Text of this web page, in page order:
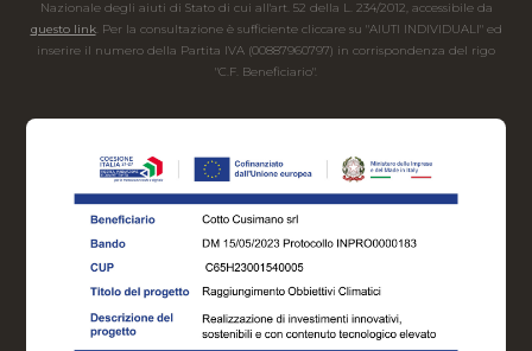
Nazionale degli aiuti di Stato di cui all'art. 52 della L. 234/2012, accessibile da
questo link. Per la consultazione è sufficiente cliccare su "AIUTI INDIVIDUALI" ed
inserire il numero della Partita IVA (00887960797) in corrispondenza del rigo
"C.F. Beneficiario".